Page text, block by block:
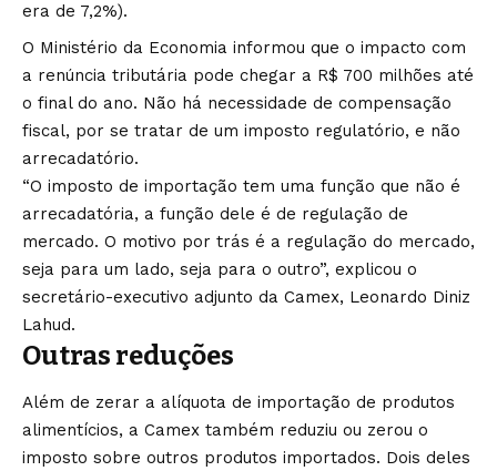
era de 7,2%).
O Ministério da Economia informou que o impacto com
a renúncia tributária pode chegar a R$ 700 milhões até
o final do ano. Não há necessidade de compensação
fiscal, por se tratar de um imposto regulatório, e não
arrecadatório.
“O imposto de importação tem uma função que não é
arrecadatória, a função dele é de regulação de
mercado. O motivo por trás é a regulação do mercado,
seja para um lado, seja para o outro”, explicou o
secretário-executivo adjunto da Camex, Leonardo Diniz
Lahud.
Outras reduções
Além de zerar a alíquota de importação de produtos
alimentícios, a Camex também reduziu ou zerou o
imposto sobre outros produtos importados. Dois deles